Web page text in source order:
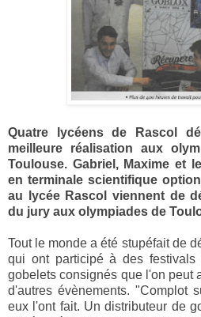
Quatre lycéens de Rascol
meilleure réalisation aux
Toulouse. Gabriel, Maxime et
en terminale scientifique
au lycée Rascol viennent de
du jury aux olympiades de
Tout le monde a été stupéfait de
qui ont participé à des festivals
gobelets consignés que l'on peut
d'autres évènements. "Complot
eux l'ont fait. Un distributeur de